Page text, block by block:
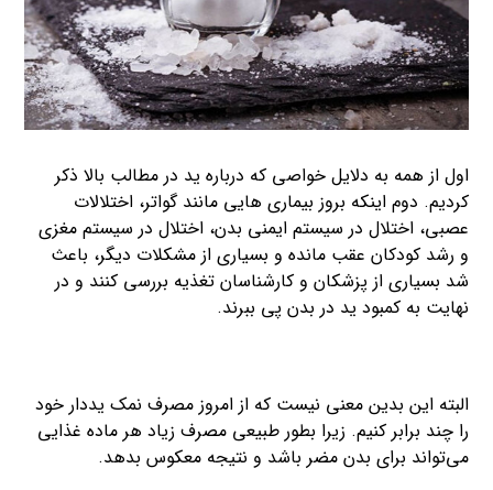
اول از همه به دلایل خواصی که درباره ید در مطالب بالا ذکر
کردیم. دوم اینکه بروز بیماری هایی مانند گواتر، اختلالات
عصبی، اختلال در سیستم ایمنی بدن، اختلال در سیستم مغزی
و رشد کودکان عقب مانده و بسیاری از مشکلات دیگر، باعث
شد بسیاری از پزشکان و کارشناسان تغذیه بررسی کنند و در
نهایت به کمبود ید در بدن پی ببرند.
البته این بدین معنی نیست که از امروز مصرف نمک یددار خود
را چند برابر کنیم. زیرا بطور طبیعی مصرف زیاد هر ماده غذایی
می‌تواند برای بدن مضر باشد و نتیجه معکوس بدهد.